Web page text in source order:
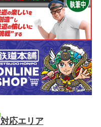
対応エリア